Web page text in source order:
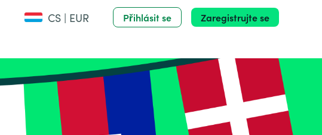
CS | EUR Přihlásit se Zaregistrujte se